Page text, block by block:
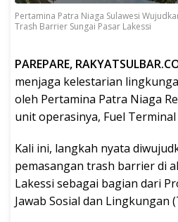
Pertamina Patra Niaga Sulawesi
Trash Barrier Sungai Pasar Lakessi
PAREPARE,
menjaga kelestarian
oleh Pertamina Patra Niaga
unit operasinya, Fuel Terminal
Kali ini, langkah nyata
pemasangan trash barrier di
Lakessi sebagai bagian dari
Jawab Sosial dan Lingkungan